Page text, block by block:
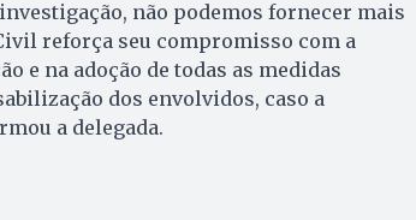
não podemos fornecer mais
reforça seu compromisso com a
e na adoção de todas as medidas
dos envolvidos, caso a
a delegada.